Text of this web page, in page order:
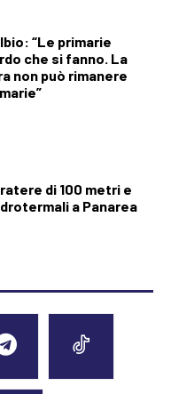
“Le primarie
che si fanno. La
non può rimanere
di 100 metri e
a Panarea